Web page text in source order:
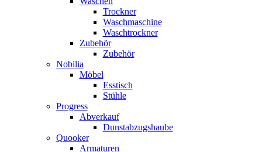
Trockner
Waschmaschine
Waschtrockner
Zubehör
Zubehör
Nobilia
Möbel
Esstisch
Stühle
Progress
Abverkauf
Dunstabzugshaube
Quooker
Armaturen